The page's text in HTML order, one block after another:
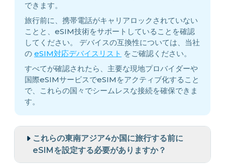
できます。
旅行前に、携帯電話がキャリアロックされていない
ことと、eSIM技術をサポートしていることを確認
してください。 デバイスの互換性については、当社
の eSIM対応デバイスリスト をご確認ください。
すべてが確認されたら、主要な現地プロバイダーや
国際eSIMサービスでeSIMをアクティブ化すること
で、これらの国々でシームレスな接続を確保できま
す。
これらの東南アジア4か国に旅行する前に
eSIMを設定する必要がありますか？